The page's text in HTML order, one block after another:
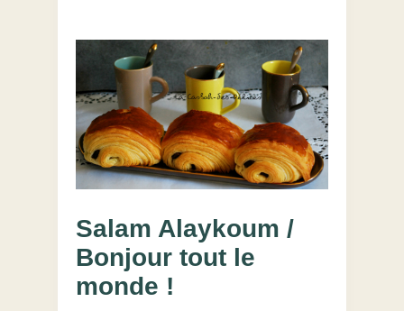
Salam Alaykoum /
Bonjour tout le
monde !